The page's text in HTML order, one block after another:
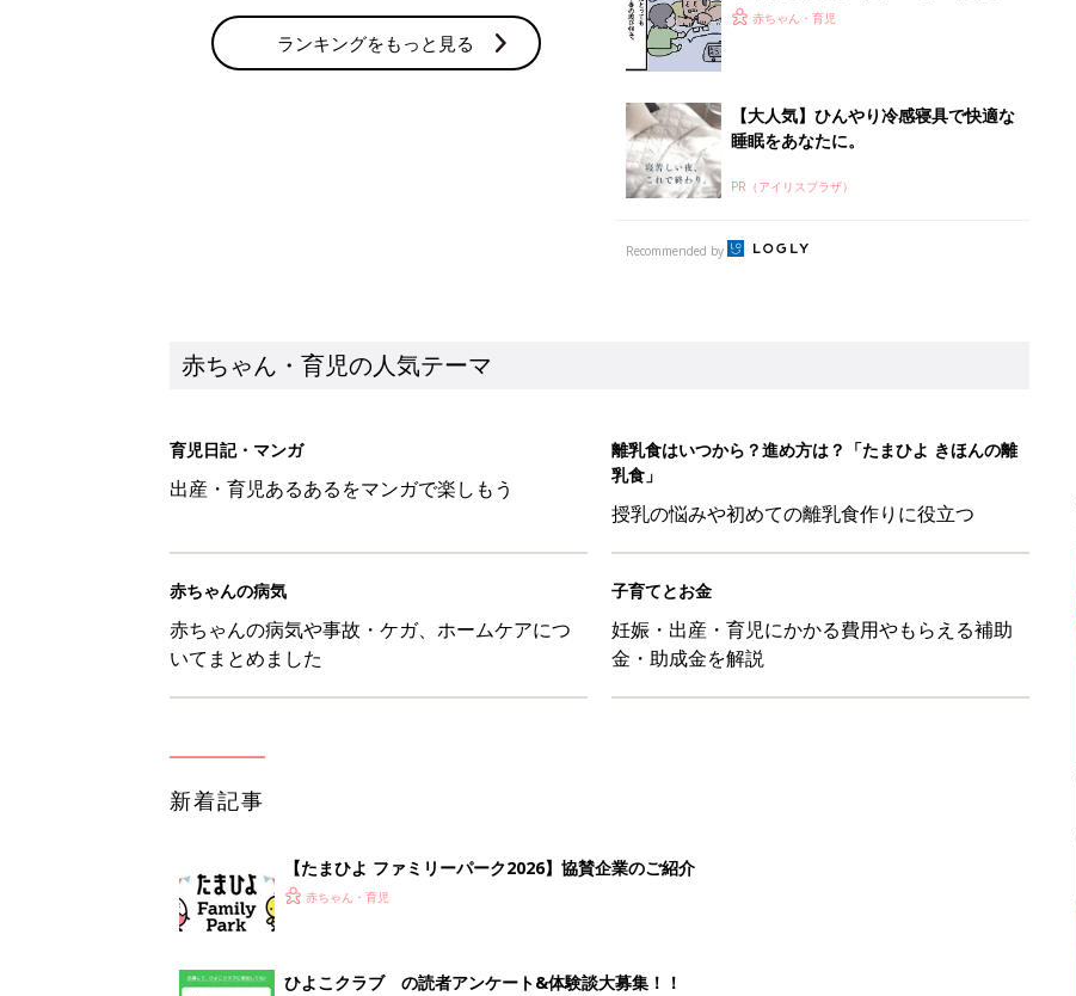
育児日記・マンガ
離乳食はいつから？進め方は？「たまひよ きほんの離
授乳の悩みや初めての離乳食作りに役立つ
子育てとお金
妊娠・出産・育児にかかる費用やもらえる補助
金・助成金を解説
【たまひよ ファミリーパーク2026】協賛企業のご紹介
赤ちゃん・育児
ひよこクラブ の読者アンケート&体験談大募集！！
赤ちゃん・育児
10月18日(日)のタイムスケジュール【たまひよ ファミリーパーク2026】
1 2 3 4 5